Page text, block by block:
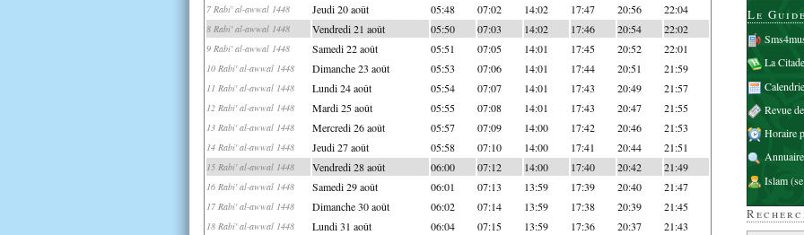
7 Rabi' al-awwal 1448 Jeudi 20 août 05:48 07:02 14:02 17:47 20:56 22:04
8 Rabi' al-awwal 1448 Vendredi 21 août 05:50 07:03 14:02 17:46 20:54 22:02
9 Rabi' al-awwal 1448 Samedi 22 août 05:51 07:05 14:01 17:45 20:52 22:01
10 Rabi' al-awwal 1448 Dimanche 23 août 05:53 07:06 14:01 17:44 20:51 21:59
11 Rabi' al-awwal 1448 Lundi 24 août 05:54 07:07 14:01 17:43 20:49 21:57
12 Rabi' al-awwal 1448 Mardi 25 août 05:55 07:08 14:01 17:43 20:47 21:55
13 Rabi' al-awwal 1448 Mercredi 26 août 05:57 07:09 14:00 17:42 20:46 21:53
14 Rabi' al-awwal 1448 Jeudi 27 août 05:58 07:10 14:00 17:41 20:44 21:51
15 Rabi' al-awwal 1448 Vendredi 28 août 06:00 07:12 14:00 17:40 20:42 21:49
16 Rabi' al-awwal 1448 Samedi 29 août 06:01 07:13 13:59 17:39 20:40 21:47
17 Rabi' al-awwal 1448 Dimanche 30 août 06:02 07:14 13:59 17:38 20:39 21:45
18 Rabi' al-awwal 1448 Lundi 31 août 06:04 07:15 13:59 17:36 20:37 21:43
Le
La
Revue
Horaire
Islam